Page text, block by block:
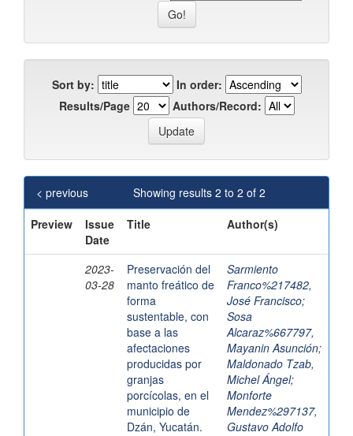
Sort by:
In order:
Results/Page
Authors/Record:
Showing results 2 to 2 of 2
< previous
Preview
Issue
Date
Title Author(s)
2023-
03-28
Preservación del
manto freático de
forma
sustentable, con
base a las
afectaciones
producidas por
granjas
porcícolas, en el
municipio de
Dzán, Yucatán.
Sarmiento
Franco%217482,
José Francisco;
Sosa
Alcaraz%667797,
Mayanin Asunción;
Maldonado Tzab,
Michel Ángel;
Monforte
Mendez%297137,
Gustavo Adolfo